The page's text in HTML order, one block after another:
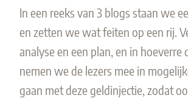
In een reeks van 3 blogs staan we
en zetten we wat feiten op een rij.
analyse en een plan, en in
nemen we de lezers mee in
gaan met deze geldinjectie, zodat